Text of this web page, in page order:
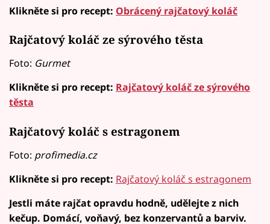
Klikněte si pro recept: Obrácený rajčatový koláč
Rajčatový koláč ze sýrového těsta
Foto: Gurmet
Klikněte si pro recept: Rajčatový koláč ze sýrového
těsta
Rajčatový koláč s estragonem
Foto: profimedia.cz
Klikněte si pro recept: Rajčatový koláč s estragonem
Jestli máte rajčat opravdu hodně, udělejte z nich
kečup. Domácí, voňavý, bez konzervantů a barviv.